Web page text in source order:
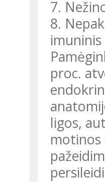
7.
8.
proc.
ligos,
motinos